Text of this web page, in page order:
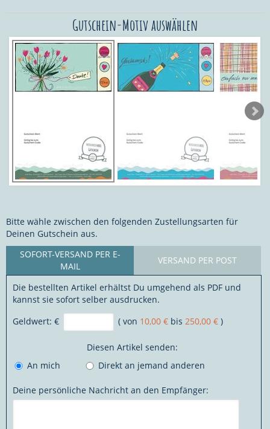
Gutschein-Motiv auswählen
Bitte wähle zwischen den folgenden Zustellungsarten für
Deinen Gutschein aus.
SOFORT-VERSAND PER E-
MAIL
VERSAND PER POST
Die bestellten Artikel erhältst Du umgehend als PDF und
kannst sie sofort selber ausdrucken.
Geldwert: € ( von 10,00 € bis 250,00 € )
Diesen Artikel senden:
An mich
Direkt an jemand anderen
Deine persönliche Nachricht an den Empfänger: